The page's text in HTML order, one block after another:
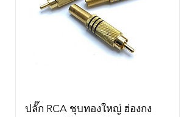
ปลั๊ก RCA ชุบทองใหญ่ ฮ่องกง